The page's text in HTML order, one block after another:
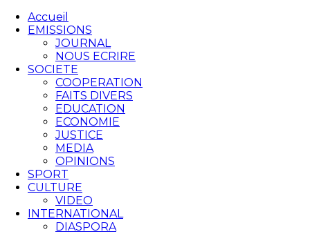
Accueil
EMISSIONS
JOURNAL
NOUS ECRIRE
SOCIETE
COOPERATION
FAITS DIVERS
EDUCATION
ECONOMIE
JUSTICE
MEDIA
OPINIONS
SPORT
CULTURE
VIDEO
INTERNATIONAL
DIASPORA